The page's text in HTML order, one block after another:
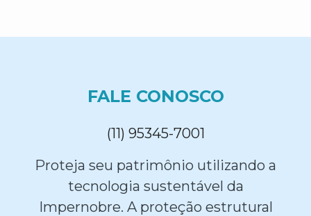
FALE CONOSCO
(11) 95345-7001
Proteja seu patrimônio utilizando a
tecnologia sustentável da
Impernobre. A proteção estrutural